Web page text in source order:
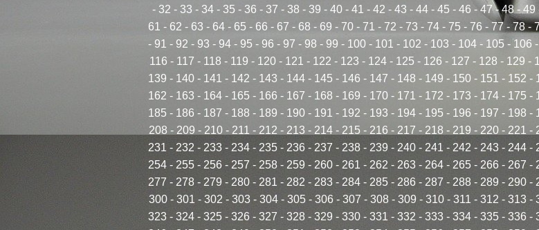
- 32 - 33 - 34 - 35 - 36 - 37 - 38 - 39 - 40 - 41 - 42 - 43 - 44 - 45 - 46 - 47-48- 49
61 - 62 - 63 - 64- 65 - 66 - 67 - 68 - 69 - 70- 71 - 72 - 73 - 74- 75 - 76 - 77 - 78-
- 91 - 92 - 93 - 94- 95 - 96 - 97 - 98 - 99 - 100- 101 - 102 - 103 - 104- 105- 106 -
116 - 117 - 118 - 119 - 120 - 121 - 122 - 123 - 124 - 125 - 126 - 127 - 128 - 129 -
139 - 140 - 141 - 142 - 143 - 144 - 145 - 146 - 147 - 148 - 149 - 150 - 151 - 152 -
162 - 163 - 164 - 165 - 166 - 167 - 168 - 169 - 170 - 171 - 172 - 173 - 174 - 175 -
185 - 186 - 187 - 188 - 189 - 190 - 191 - 192 - 193 - 194 - 195 - 196 - 197 - 198 -
208 - 209 - 210- 211 - 212 - 213 - 214- 215 - 216 - 217 - 218 - 219 - 220- 221 -
231 - 232 - 233 - 234 - 235 - 236 - 237 - 238 - 239 - 240 - 241 - 242 - 243 - 244 -
254 - 255 - 256 - 257 - 258 - 259 - 260 - 261 - 262 - 263 - 264 - 265 - 266 - 267 -
277 - 278 - 279 - 280 - 281 - 282 - 283 - 284 - 285 - 286 - 287 - 288 - 289 - 290 -
300- 301 - 302 - 303- 304- 305- 306- 307 - 308- 309- 310- 311 - 312 - 313-
323 - 324 - 325 - 326 - 327 - 328 - 329 - 330 - 331 - 332 - 333 - 334 - 335 - 336 -